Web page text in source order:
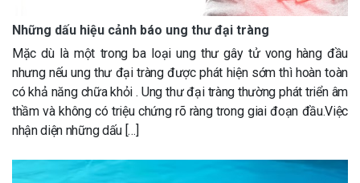
Những dấu hiệu cảnh báo ung thư đại tràng
Mặc dù là một trong ba loại ung thư gây tử vong hàng đầu
nhưng nếu ung thư đại tràng được phát hiện sớm thì hoàn toàn
có khả năng chữa khỏi . Ung thư đại tràng thường phát triển âm
thầm và không có triệu chứng rõ ràng trong giai đoạn đầu.Việc
nhận diện những dấu […]